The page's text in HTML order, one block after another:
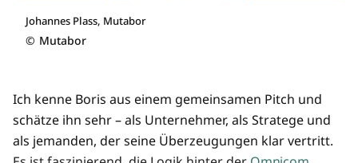
Johannes Plass, Mutabor
© Mutabor
Ich kenne Boris aus einem gemeinsamen Pitch und
schätze ihn sehr – als Unternehmer, als Stratege und
als jemanden, der seine Überzeugungen klar vertritt.